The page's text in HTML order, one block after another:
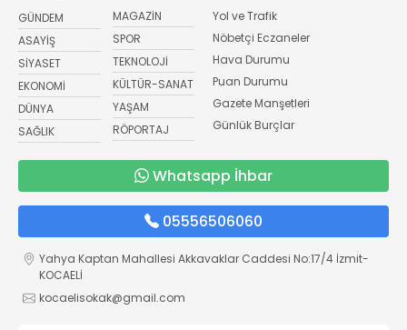
GÜNDEM
ASAYİŞ
SİYASET
EKONOMİ
DÜNYA
SAĞLIK
MAGAZİN
SPOR
TEKNOLOJİ
KÜLTÜR-SANAT
YAŞAM
RÖPORTAJ
Yol ve Trafik
Nöbetçi Eczaneler
Hava Durumu
Puan Durumu
Gazete Manşetleri
Günlük Burçlar
Whatsapp İhbar
05556506060
Yahya Kaptan Mahallesi Akkavaklar Caddesi No:17/4 İzmit-
KOCAELİ
kocaelisokak@gmail.com